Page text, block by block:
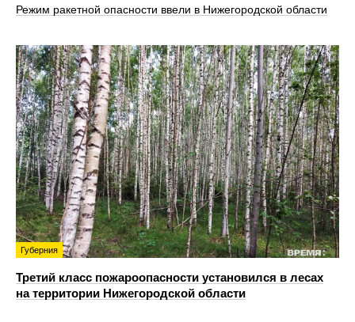
Режим ракетной опасности ввели в Нижегородской области
Губерния
Третий класс пожароопасности установился в лесах
на территории Нижегородской области